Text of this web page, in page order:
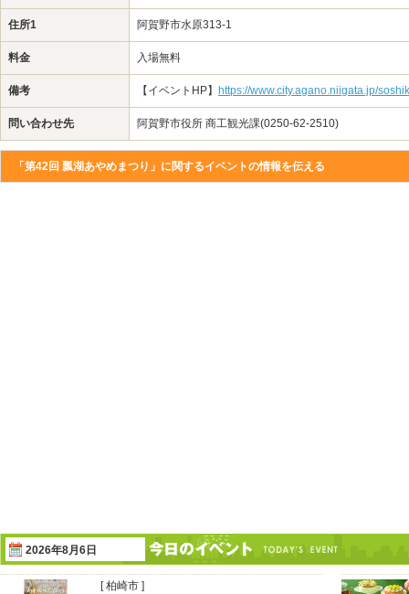
住所1 阿賀野市水原313-1
料金 入場無料
備考 【イベントHP】 https://www.city.agano.niigata.jp/
問い合わせ先 阿賀野市役所 商工観光課(0250-62-2510)
「第42回 瓢湖あやめまつり」に関するイベントの情報を伝える
2026年8月6日
[ 柏崎市 ]